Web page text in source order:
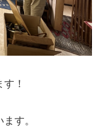
！
す。